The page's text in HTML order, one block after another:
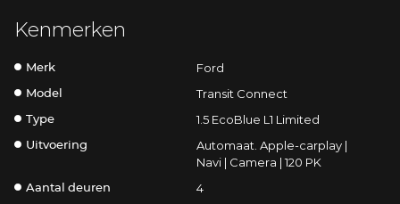
Kenmerken
Merk Ford
Model Transit Connect
Type 1.5 EcoBlue L1 Limited
Uitvoering
Automaat. Apple-carplay |
Navi | Camera | 120 PK
Aantal deuren 4